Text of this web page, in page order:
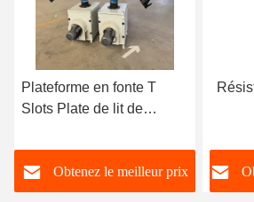
Plateforme en fonte T
Slots Plate de lit de
Plateforme de soudage
Table d'essai Table de
travail
Obtenez le meilleur prix